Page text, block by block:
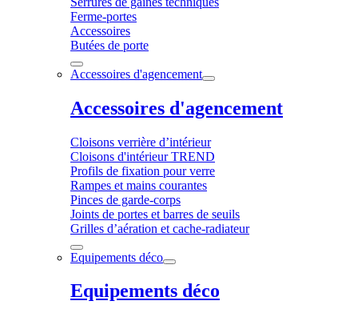
Ferme-portes
Accessoires
Butées de porte
Accessoires d'agencement
Accessoires d'agencement
Cloisons verrière d’intérieur
Cloisons d'intérieur TREND
Profils de fixation pour verre
Rampes et mains courantes
Pinces de garde-corps
Joints de portes et barres de seuils
Grilles d’aération et cache-radiateur
Equipements déco
Equipements déco